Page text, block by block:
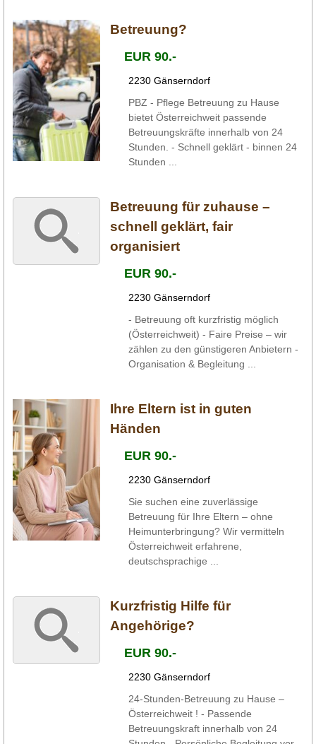
Betreuung?
EUR 90.-
2230 Gänserndorf
PBZ - Pflege Betreuung zu Hause
bietet Österreichweit passende
Betreuungskräfte innerhalb von 24
Stunden. - Schnell geklärt - binnen 24
Stunden ...
Betreuung für zuhause –
schnell geklärt, fair
organisiert
EUR 90.-
2230 Gänserndorf
- Betreuung oft kurzfristig möglich
(Österreichweit) - Faire Preise – wir
zählen zu den günstigeren Anbietern -
Organisation & Begleitung ...
Ihre Eltern ist in guten
Händen
EUR 90.-
2230 Gänserndorf
Sie suchen eine zuverlässige
Betreuung für Ihre Eltern – ohne
Heimunterbringung? Wir vermitteln
Österreichweit erfahrene,
deutschsprachige ...
Kurzfristig Hilfe für
Angehörige?
EUR 90.-
2230 Gänserndorf
24-Stunden-Betreuung zu Hause –
Österreichweit ! - Passende
Betreuungskraft innerhalb von 24